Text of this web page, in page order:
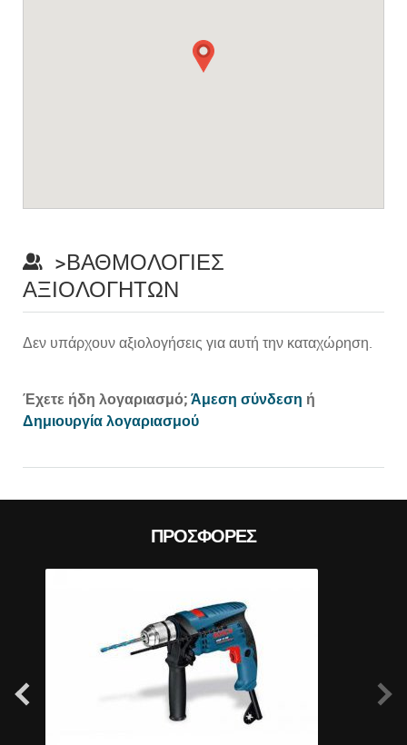
>ΒΑΘΜΟΛΟΓΊΕΣ
ΑΞΙΟΛΟΓΗΤΏΝ
Δεν υπάρχουν αξιολογήσεις για αυτή την καταχώρηση.
Έχετε ήδη λογαριασμό; Άμεση σύνδεση ή
Δημιουργία λογαριασμού
ΠΡΟΣΦΟΡΈΣ